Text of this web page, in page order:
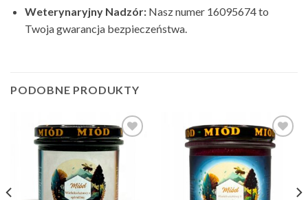
Weterynaryjny Nadzór:Nasz numer 16095674 to
Twoja gwarancja bezpieczeństwa.
PODOBNE PRODUKTY
Add to
Add to
Wishlist